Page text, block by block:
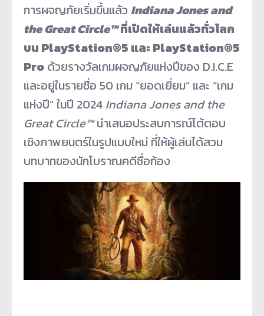
การผจญภัยเริ่มขึ้นแล้ว Indiana Jones and
the Great Circle™ที่เปิดให้เล่นแล้วทั่วโลก
บน PlayStation®5 และ PlayStation®5
Pro ด้วยรางวัลเกมผจญภัยแห่งปีของ D.I.C.E
และอยู่ในรายชื่อ 50 เกม “ยอดเยี่ยม” และ “เกม
แห่งปี” ในปี 2024 Indiana Jones and the
Great Circle™นำเสนอประสบการณ์โต้ตอบ
เชิงภาพยนตร์ในรูปแบบใหม่ ที่ให้ผู้เล่นได้สวม
บทบาทของนักโบราณคดีชื่อก้อง